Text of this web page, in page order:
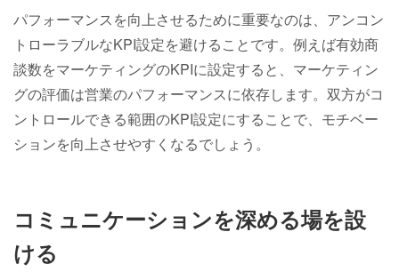
パフォーマンスを向上させるために重要なのは、アンコン
トローラブルなKPI設定を避けることです。例えば有効商
談数をマーケティングのKPIに設定すると、マーケティン
グの評価は営業のパフォーマンスに依存します。双方がコ
ントロールできる範囲のKPI設定にすることで、モチベー
ションを向上させやすくなるでしょう。
コミュニケーションを深める場を設
ける